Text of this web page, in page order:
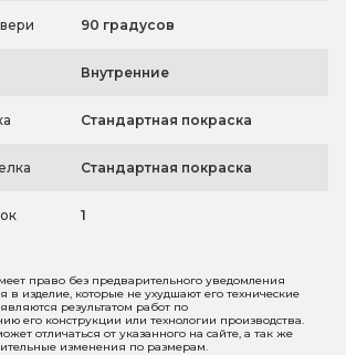
90 градусов
Внутренние
Стандартная покраска
Стандартная покраска
1
право без предварительного уведомления
в изделие, которые не ухудшают его технические
результатом работ по
его конструкции или технологии производства.
отличаться от указанного на сайте, а так же
изменения по размерам.